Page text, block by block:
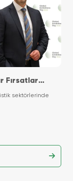
Fırsatlar
sektörlerinde